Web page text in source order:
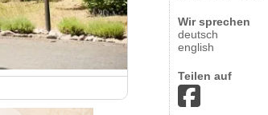
Hotelschwimmbad
Wir sprechen
deutsch
english
Teilen auf